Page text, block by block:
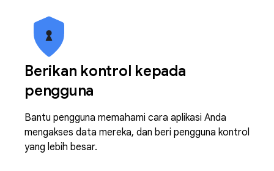
Berikan kontrol kepada
pengguna
Bantu pengguna memahami cara aplikasi Anda
mengakses data mereka, dan beri pengguna kontrol
yang lebih besar.